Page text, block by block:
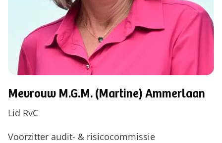
Mevrouw M.G.M. (Martine) Ammerlaan
Lid RvC
Voorzitter audit- & risicocommissie